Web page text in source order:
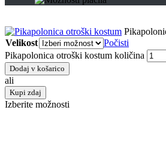
Velikost
Počisti
Pikapolonica otroški kostum količina
Dodaj v košarico
ali
Kupi zdaj
Izberite možnosti